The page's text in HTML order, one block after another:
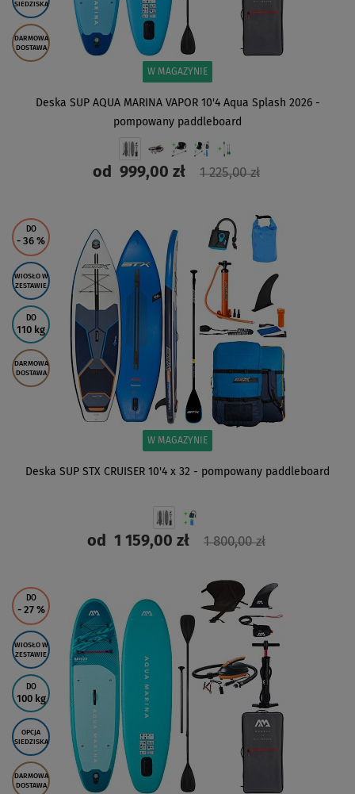
SIEDZISKA
DARMOWA
DOSTAWA
W MAGAZYNIE
Deska SUP AQUA MARINA VAPOR 10'4 Aqua Splash 2026 -
pompowany paddleboard
od 999,00 zł 1 225,00 zł
DO
- 36 %
WIOSŁO W
ZESTAWIE
DO
110 kg
DARMOWA
DOSTAWA
W MAGAZYNIE
Deska SUP STX CRUISER 10'4 x 32 - pompowany paddleboard
od 1 159,00 zł 1 800,00 zł
DO
- 27 %
WIOSŁO W
ZESTAWIE
DO
100 kg
OPCJA
SIEDZISKA
DARMOWA
DOSTAWA